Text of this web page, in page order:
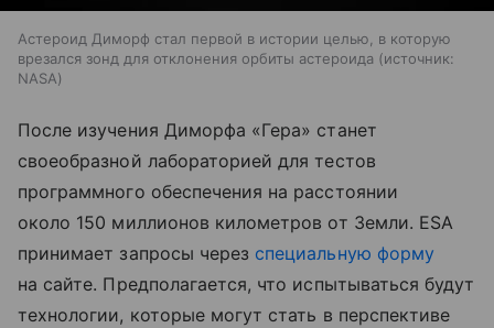
Астероид Диморф стал первой в истории целью, в которую
врезался зонд для отклонения орбиты астероида
источник:
NASA
После изучения Диморфа «Гера» станет
своеобразной лабораторией для тестов
программного обеспечения на расстоянии
около 150 миллионов километров от Земли. ESA
принимает запросы через специальную форму
на сайте. Предполагается, что испытываться будут
технологии, которые могут стать в перспективе